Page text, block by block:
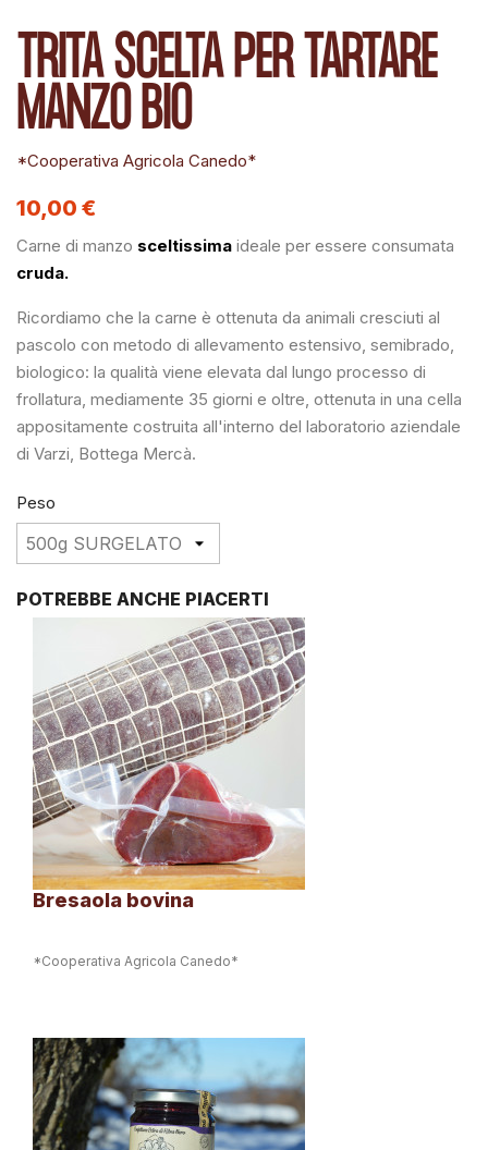
TRITA SCELTA PER TARTARE
MANZO BIO
*Cooperativa Agricola Canedo*
10,00 €
Carne di manzo sceltissima ideale per essere consumata
cruda.
Ricordiamo che la carne è ottenuta da animali cresciuti al
pascolo con metodo di allevamento estensivo, semibrado,
biologico: la qualità viene elevata dal lungo processo di
frollatura, mediamente 35 giorni e oltre, ottenuta in una cella
appositamente costruita all'interno del laboratorio aziendale
di Varzi, Bottega Mercà.
Peso
POTREBBE ANCHE PIACERTI
Bresaola bovina
*Cooperativa Agricola Canedo*